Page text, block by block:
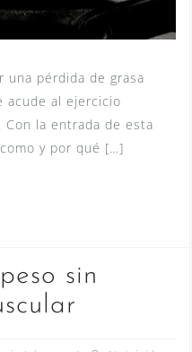
una pérdida de grasa
acude al ejercicio
la entrada de esta
y por qué […]
sin